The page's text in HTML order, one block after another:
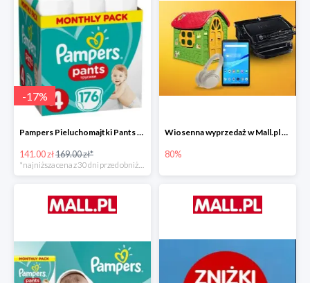
-17%
Pampers Pieluchomajtki Pants 4 (9-15 kg) 176 szt. -16%
141.00 zł169.00 zł*
Wiosenna wyprzedaż w Mall.pl do -80%
80%